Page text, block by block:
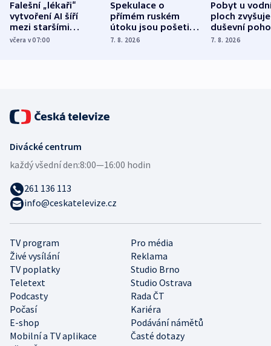
Falešní „lékaři“
vytvoření AI šíří
mezi staršími
Poláky nebezpečné
včera v 07:00
Spekulace o
přímém ruském
útoku jsou pošetilé,
míní estonský
7. 8. 2026
Pobyt u
ploch zvyšuje
duševní
ukázala
7. 8. 2026
TV program
Pro média
Živé vysílání
Reklama
TV poplatky
Studio Brno
Teletext
Studio Ostrava
Podcasty
Rada ČT
Počasí
Kariéra
E-shop
Podávání námětů
Mobilní a TV aplikace
Časté dotazy
Divácké centrum
každý všední den:8:00—16:00 hodin
261 136 113
info@ceskatelevize.cz